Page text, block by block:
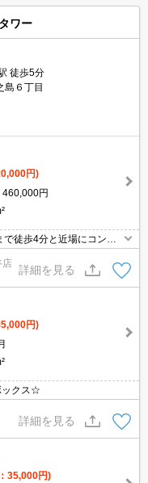
ワー
徒歩5分
島６丁目
円)
460,000円
徒歩4分と近場にコンビ
粧台・浴室乾燥機など豊
っております。相談内容
ります。閑静な住宅地に
店
詳細を見る
円)
ックス☆
詳細を見る
35,000円)